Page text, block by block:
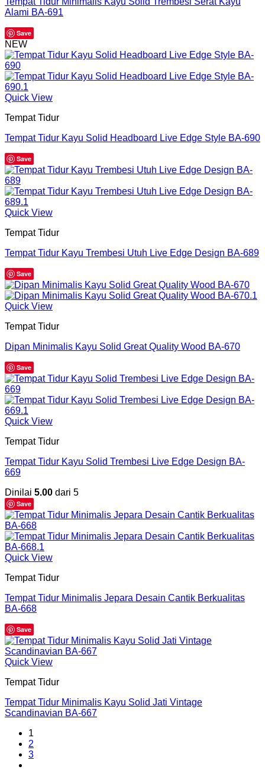
Alami BA-691
Save
NEW
Quick View
Tempat Tidur
Tempat Tidur Kayu Solid Headboard Live Edge Style BA-690
Save
Quick View
Tempat Tidur
Tempat Tidur Kayu Trembesi Utuh Live Edge Design BA-689
Save
Quick View
Tempat Tidur
Dipan Minimalis Kayu Solid Great Quality Wood BA-670
Save
Quick View
Tempat Tidur
Tempat Tidur Kayu Solid Trembesi Live Edge Design BA-
669
Dinilai 5.00 dari 5
Save
Quick View
Tempat Tidur
Tempat Tidur Minimalis Jepara Desain Cantik Berkualitas
BA-668
Save
Quick View
Tempat Tidur
Tempat Tidur Minimalis Kayu Solid Jati Vintage
Scandinavian BA-667
1
2
3